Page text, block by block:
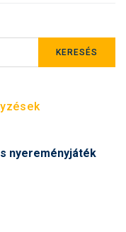
KERESÉS
nyereményjáték